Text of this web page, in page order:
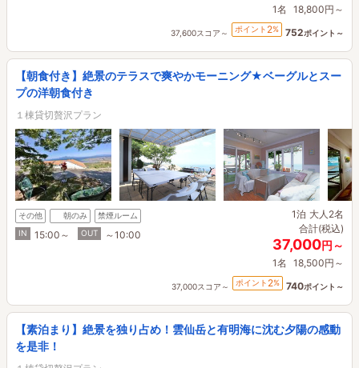
1名 18,800円～
37,600スコア～ ポイント 2% 752ポイント～
【朝食付き】絶景のテラスで爽やかモーニング★ベーグルとスー
プの洋朝食付き
１棟貸切贅沢プラン
その他 朝のみ
禁煙ルーム
IN
15:00～ OUT ～10:00
1泊 大人2名
合計(税込)
37,000円～
1名 18,500円～
37,000スコア～ ポイント 2% 740ポイント～
【素泊まり】絶景を独り占め！雲仙岳と有明海に沈む夕陽の感動
を是非！